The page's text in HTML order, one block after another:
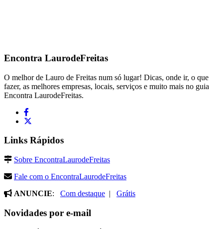
Encontra LaurodeFreitas
O melhor de Lauro de Freitas num só lugar! Dicas, onde ir, o que
fazer, as melhores empresas, locais, serviços e muito mais no guia
Encontra LaurodeFreitas.
Links Rápidos
Sobre EncontraLaurodeFreitas
Fale com o EncontraLaurodeFreitas
ANUNCIE: Com destaque | Grátis
Novidades por e-mail